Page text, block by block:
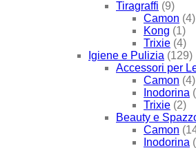
Tiragraffi (9)
Camon (4)
Kong (1)
Trixie (4)
Igiene e Pulizia (129)
Accessori per
Camon (4)
Inodorina
Trixie (2)
Beauty e
Camon
Inodorina